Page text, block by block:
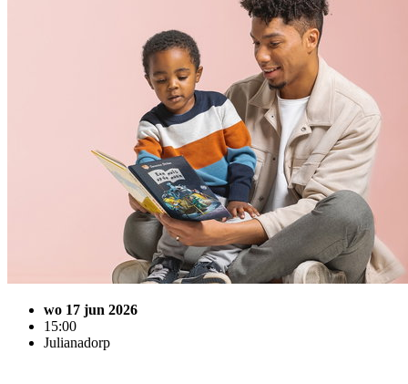
wo 17 jun 2026
15:00
Julianadorp